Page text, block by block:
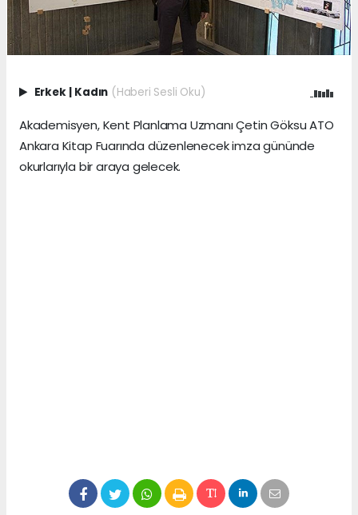
Erkek | Kadın (Haberi Sesli Oku)
Akademisyen, Kent Planlama Uzmanı Çetin Göksu ATO
Ankara Kitap Fuarında düzenlenecek imza gününde
okurlarıyla bir araya gelecek.